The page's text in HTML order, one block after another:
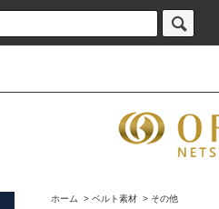
ホーム > ベルト素材 > その他